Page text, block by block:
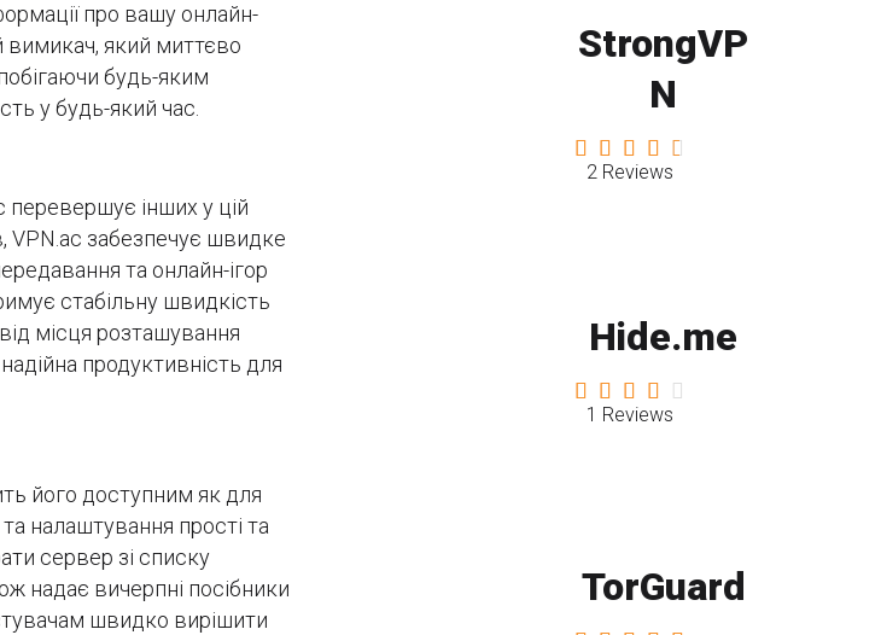
про вашу онлайн-
вимикач, який миттєво
будь-яким
у будь-який час.
інших у цій
VPN.ac забезпечує швидке
та онлайн-ігор
стабільну швидкість
місця розташування
продуктивність для
його доступним як для
налаштування прості та
сервер зі списку
надає вичерпні посібники
швидко вирішити
StrongVP
N
2 Reviews
Hide.me
1 Reviews
TorGuard